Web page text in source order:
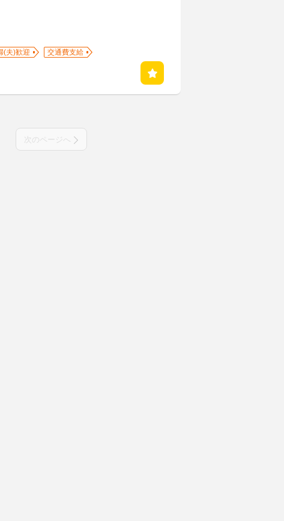
(夫)歓迎
交通費支給
次のページへ